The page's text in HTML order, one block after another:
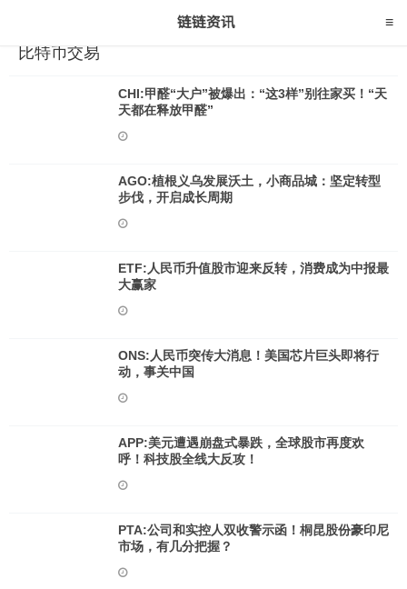
比特币交易
CHI:甲醛“大户”被爆出：“这3样”别往家买！“天
天都在释放甲醛”
AGO:植根义乌发展沃土，小商品城：坚定转型
步伐，开启成长周期
ETF:人民币升值股市迎来反转，消费成为中报最
大赢家
ONS:人民币突传大消息！美国芯片巨头即将行
动，事关中国
APP:美元遭遇崩盘式暴跌，全球股市再度欢
呼！科技股全线大反攻！
PTA:公司和实控人双收警示函！桐昆股份豪印尼
市场，有几分把握？